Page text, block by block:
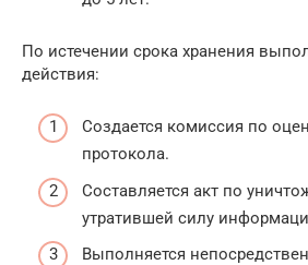
По истечении срока хранения
действия:
Создается комиссия по
протокола.
Составляется акт по
утратившей силу
Выполняется